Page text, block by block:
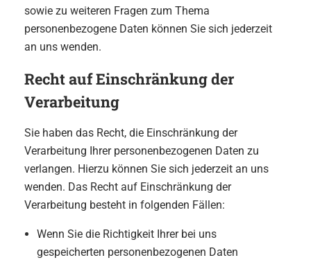
sowie zu weiteren Fragen zum Thema
personenbezogene Daten können Sie sich jederzeit
an uns wenden.
Recht auf Einschränkung der
Verarbeitung
Sie haben das Recht, die Einschränkung der
Verarbeitung Ihrer personenbezogenen Daten zu
verlangen. Hierzu können Sie sich jederzeit an uns
wenden. Das Recht auf Einschränkung der
Verarbeitung besteht in folgenden Fällen:
Wenn Sie die Richtigkeit Ihrer bei uns
gespeicherten personenbezogenen Daten